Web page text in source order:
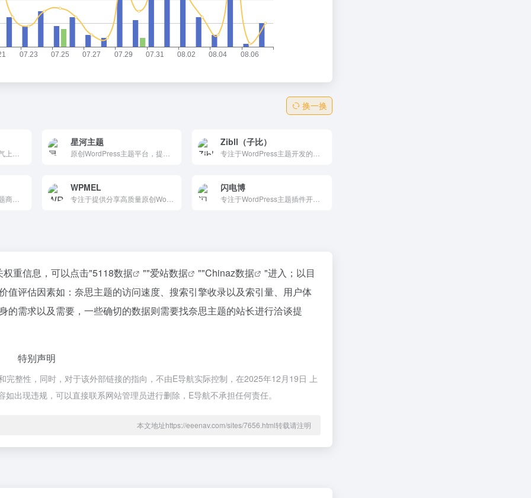
换一换
星河主题 Zibll（子比）
高品质原创WordPress主题商店！OneNav导航、Swallow博客、ZeroFoam圈子、免费WebStack网址收藏，一为热榜API聚合全网热点。响应式美观、永久更新、详尽教程，建站神器，个人/导航/社交一站搞定！
WPMEL 闪电博
重信息，可以点击"5118数据 ""爱站数据 ""Chinaz数据
"进入；以目
评估因素如：奈思主题的访问速度、搜索引擎收录以及索引量、用户体
需求以及需要，一些确切的数据则需要找奈思主题的站长进行洽谈提
特别声明
整性，同时，对于该外部链接的指向，不由E导航实际控制，在2025年12月19日 上
出现违规，可以直接联系网站管理员进行删除，E导航不承担任何责任。
本文地址https://eeenav.com/sites/7656.html转载请注明